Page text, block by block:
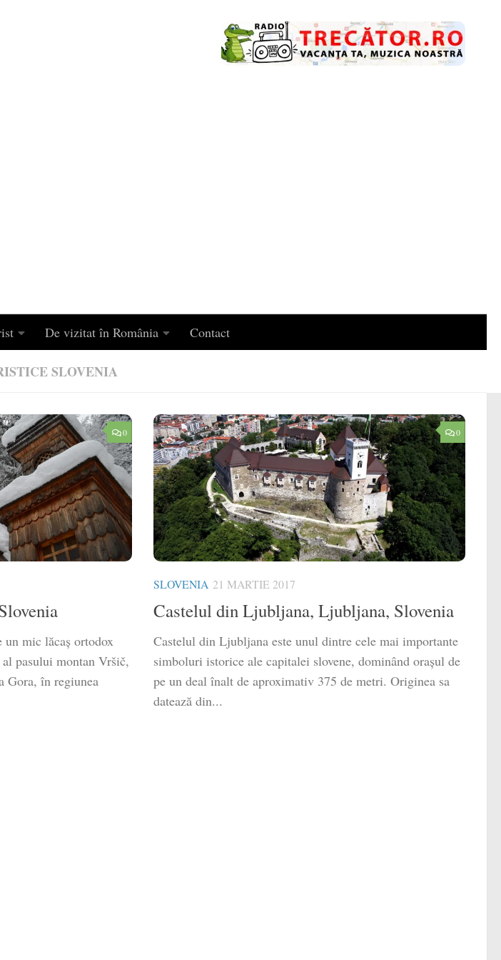
De vizitat în România Contact
SLOVENIA
0
un mic lăcaș ortodox
pasului montan Vršič,
Gora, în regiunea
0
SLOVENIA 21 MARTIE 2017
Castelul din Ljubljana, Ljubljana, Slovenia
Castelul din Ljubljana este unul dintre cele mai importante
simboluri istorice ale capitalei slovene, dominând orașul de
pe un deal înalt de aproximativ 375 de metri. Originea sa
datează din...